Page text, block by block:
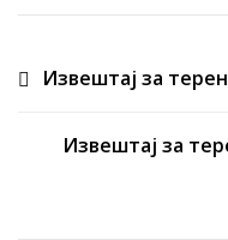
Навигација
напис
Извештај за
Извештај за